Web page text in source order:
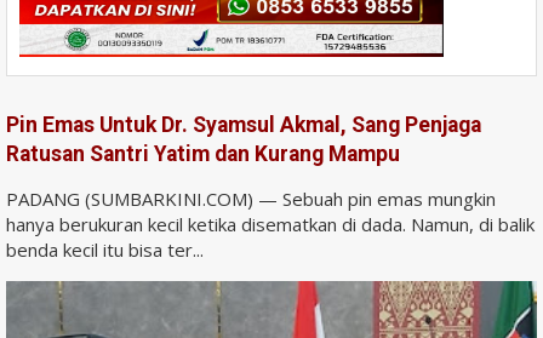
Pin Emas Untuk Dr. Syamsul Akmal, Sang Penjaga
Ratusan Santri Yatim dan Kurang Mampu
PADANG (SUMBARKINI.COM) — Sebuah pin emas mungkin
hanya berukuran kecil ketika disematkan di dada. Namun, di balik
benda kecil itu bisa ter...